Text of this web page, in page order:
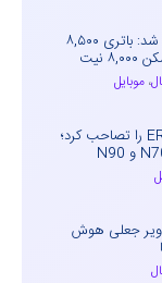
هواوی nova 16 SE معرفی شد: باتری ۸,۵۰۰
نیت
، موبایل
شیائومی بازار خودروهای EREV را تصاحب کرد؛
جعلی هوش